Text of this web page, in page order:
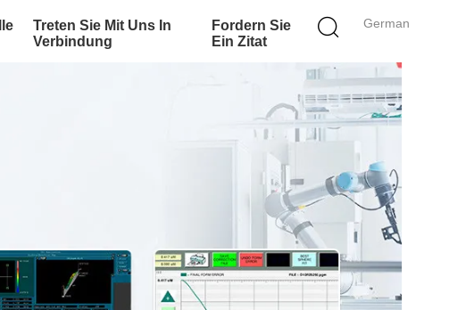
German
Treten Sie Mit Uns In
Verbindung
Fordern Sie
Ein Zitat